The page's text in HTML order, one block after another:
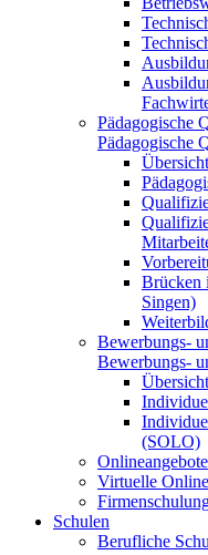
Pädagogische
Pädagogische
Übersicht
Brücken
Singen)
Bewerbungs-
Bewerbungs-
(SOLO)
Virtuelle
Schulen
Berufliche